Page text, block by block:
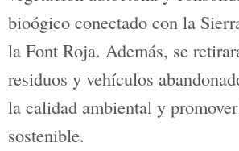
Si entramos en detalle, las
en el río Serpis y la Zona
mejorar la conectividad
peatonal, mantener las
biodegradables, controlar